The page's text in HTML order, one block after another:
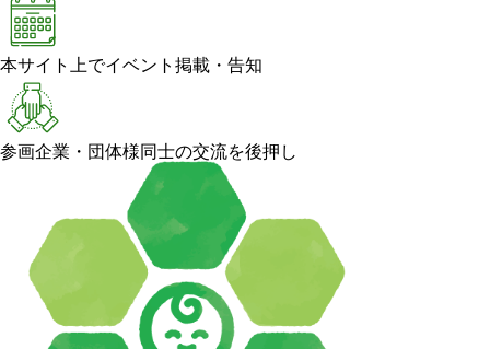
本サイト上でイベント掲載・告知
参画企業・団体様同士の交流を後押し